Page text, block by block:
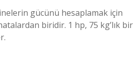
gücünü hesaplamak için
biridir. 1 hp, 75 kg’lık bir